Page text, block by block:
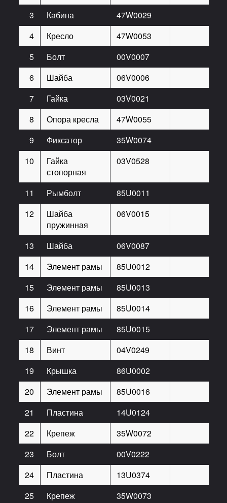
3
Кабина 47W0029
4
Кресло 47W0053
5
Болт 00V0007
6
Шайба 06V0006
7
Гайка 03V0021
8
Опора кресла 47W0055
9
Фиксатор 35W0074
10
Гайка
стопорная
03V0528
11 Рымболт 85U0011
12
Шайба
пружинная
06V0015
13 Шайба 06V0087
14
Элемент рамы 85U0012
15
Элемент рамы 85U0013
16
Элемент рамы 85U0014
17
Элемент рамы 85U0015
18
Винт 04V0249
19
Крышка 86U0002
20
Элемент рамы 85U0016
21
Пластина 14U0124
22
Крепеж 35W0072
23
Болт 00V0222
24
Пластина 13U0374
25
Крепеж 35W0073